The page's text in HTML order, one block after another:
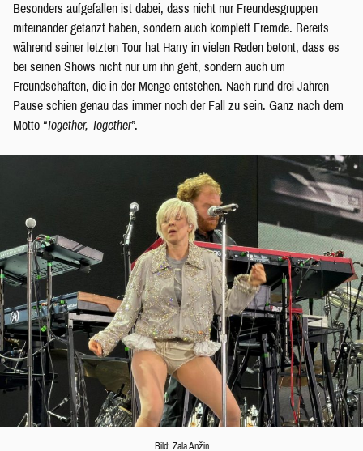
Besonders aufgefallen ist dabei, dass nicht nur Freundesgruppen
miteinander getanzt haben, sondern auch komplett Fremde. Bereits
während seiner letzten Tour hat Harry in vielen Reden betont, dass es
bei seinen Shows nicht nur um ihn geht, sondern auch um
Freundschaften, die in der Menge entstehen. Nach rund drei Jahren
Pause schien genau das immer noch der Fall zu sein. Ganz nach dem
Motto “Together, Together”.
Bild: Zala Anžin